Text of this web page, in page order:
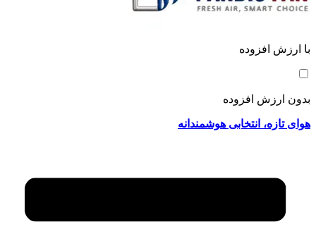
با ارزش افزوده
بدون ارزش افزوده
هوای تازه، انتخابی هوشمندانه